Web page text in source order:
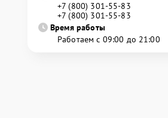
+7 (800) 301-55-83
+7 (800) 301-55-83
Время работы
Работаем с 09:00 до 21:00